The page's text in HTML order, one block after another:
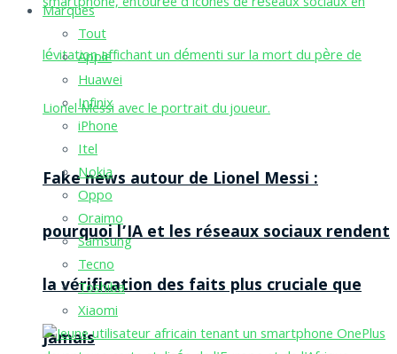
Fake news autour de Lionel Messi :
pourquoi l’IA et les réseaux sociaux rendent
la vérification des faits plus cruciale que
jamais
Marques
Tout
Apple
Huawei
Infinix
iPhone
Itel
Nokia
Oppo
Oraimo
Samsung
Tecno
Toshiba
Xiaomi